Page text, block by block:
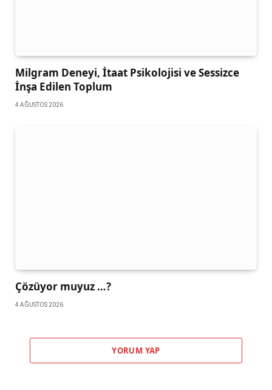
Milgram Deneyi, İtaat Psikolojisi ve Sessizce
İnşa Edilen Toplum
4 AĞUSTOS 2026
Çözüyor muyuz …?
4 AĞUSTOS 2026
YORUM YAP